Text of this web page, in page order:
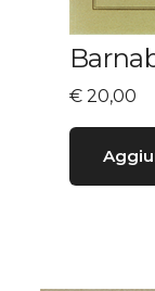
€20,00